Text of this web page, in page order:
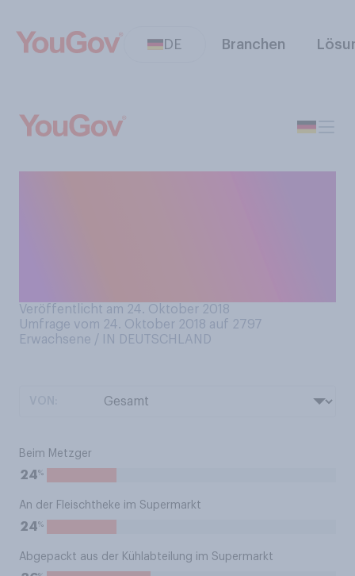
DE Branchen
Veröffentlicht am 24. Oktober 2018
Umfrage vom 24. Oktober 2018 auf 2797
Erwachsene / IN DEUTSCHLAND
Beim Metzger
24%
An der Fleischtheke im Supermarkt
24%
Abgepackt aus der Kühlabteilung im Supermarkt